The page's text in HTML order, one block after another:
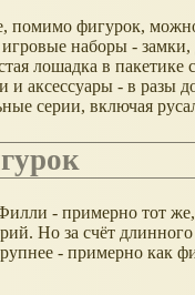
помимо фигурок,
наборы -
лошадка в пакетике
и аксессуары - в разы
серии, включая
- примерно тот
Но за счёт
- примерно как